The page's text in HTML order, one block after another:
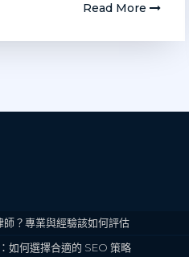
Read More
師？專業與經驗該如何評估
如何選擇合適的 SEO 策略